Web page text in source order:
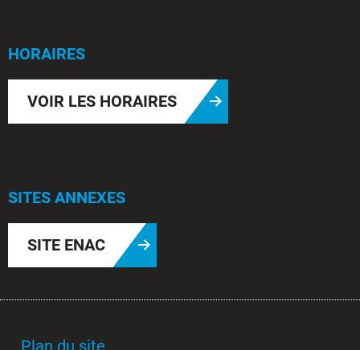
HORAIRES
VOIR LES HORAIRES
SITES ANNEXES
SITE ENAC
Plan du site